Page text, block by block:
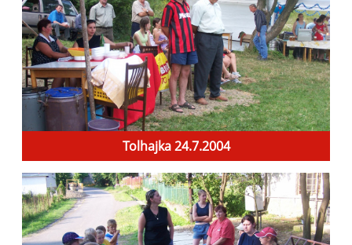
Tolhajka 24.7.2004